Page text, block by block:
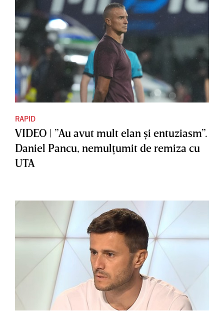
RAPID
VIDEO | ”Au avut mult elan şi entuziasm”.
Daniel Pancu, nemulţumit de remiza cu
UTA